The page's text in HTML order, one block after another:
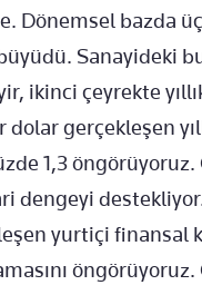
Dönemsel bazda
Sanayideki
ikinci çeyrekte
dolar gerçekleşen
1,3
dengeyi
yurtiçi finansal
öngörüyoruz.